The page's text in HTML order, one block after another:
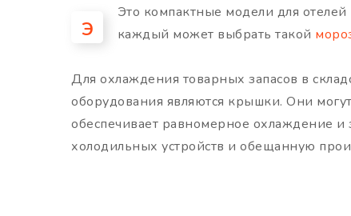
Э
Это компактные модели для
каждый может выбрать такой
Для охлаждения товарных запасов в
оборудования являются крышки. Они
обеспечивает равномерное охлаждение
холодильных устройств и обещанную